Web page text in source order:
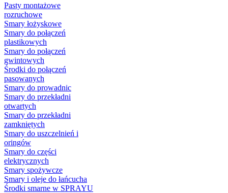
Pasty montażowe
rozruchowe
Smary łożyskowe
Smary do połączeń
plastikowych
Smary do połączeń
gwintowych
Środki do połączeń
pasowanych
Smary do prowadnic
Smary do przekładni
otwartych
Smary do przekładni
zamkniętych
Smary do uszczelnień i
oringów
Smary do części
elektrycznych
Smary spożywcze
Smary i oleje do łańcucha
Środki smarne w SPRAYU